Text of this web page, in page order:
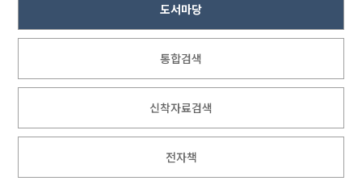
도서마당
통합검색
신착자료검색
전자책